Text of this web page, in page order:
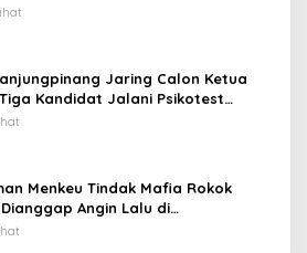
Jaring Calon Ketua
Kandidat Jalani Psikotest
Menkeu Tindak Mafia Rokok
Angin Lalu di